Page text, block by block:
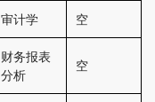
审计学 空
财务报表
分析
空